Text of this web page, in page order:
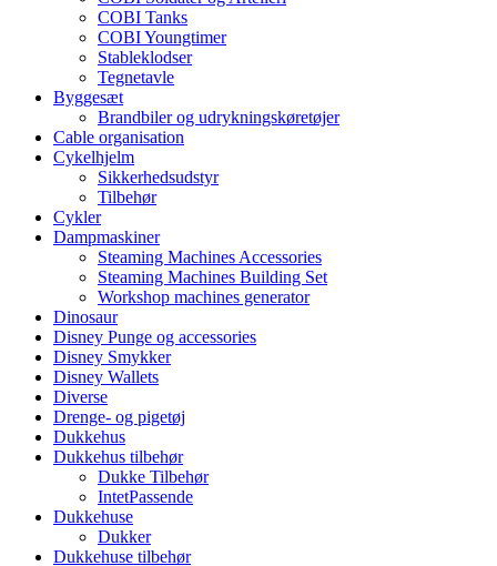
COBI Tanks
COBI Youngtimer
Stableklodser
Tegnetavle
Byggesæt
Brandbiler og udrykningskøretøjer
Cable organisation
Cykelhjelm
Sikkerhedsudstyr
Tilbehør
Cykler
Dampmaskiner
Steaming Machines Accessories
Steaming Machines Building Set
Workshop machines generator
Dinosaur
Disney Punge og accessories
Disney Smykker
Disney Wallets
Diverse
Drenge- og pigetøj
Dukkehus
Dukkehus tilbehør
Dukke Tilbehør
IntetPassende
Dukkehuse
Dukker
Dukkehuse tilbehør